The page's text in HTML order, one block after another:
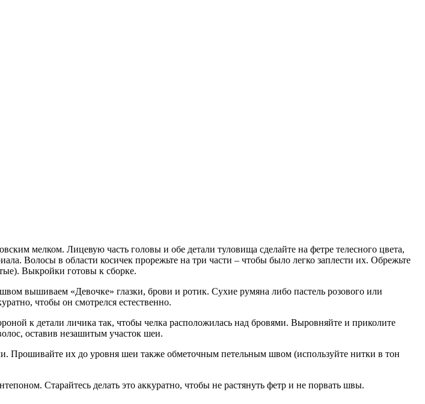
мелком. Лицевую часть головы и обе детали туловища сделайте на фетре телесного цвета,
Волосы в области косичек прорежьте на три части – чтобы было легко заплести их. Обрежьте
Выкройки готовы к сборке.
вышиваем «Девочке» глазки, брови и ротик. Сухие румяна либо пастель розового или
чтобы он смотрелся естественно.
к детали личика так, чтобы челка расположилась над бровями. Выровняйте и приколите
оставив незашитым участок шеи.
Прошивайте их до уровня шеи также обметочным петельным швом (используйте нитки в тон
Старайтесь делать это аккуратно, чтобы не растянуть фетр и не порвать швы.